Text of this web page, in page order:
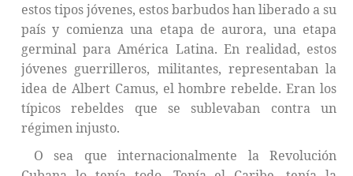
estos tipos jóvenes, estos barbudos han liberado a su
país y comienza una etapa de aurora, una etapa
germinal para América Latina. En realidad, estos
jóvenes guerrilleros, militantes, representaban la
idea de Albert Camus, el hombre rebelde. Eran los
típicos rebeldes que se sublevaban contra un
régimen injusto.
O sea que internacionalmente la Revolución